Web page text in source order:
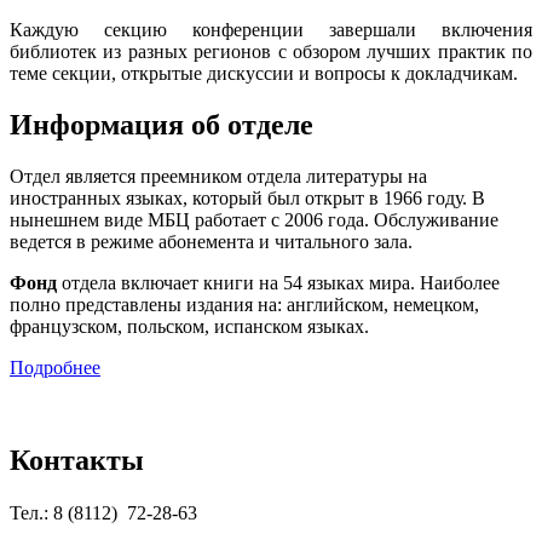
Каждую секцию конференции завершали включения
библиотек из разных регионов с обзором лучших практик по
теме секции, открытые дискуссии и вопросы к докладчикам.
Информация об отделе
Отдел является преемником отдела литературы на
иностранных языках, который был открыт в 1966 году. В
нынешнем виде МБЦ работает с 2006 года. Обслуживание
ведется в режиме абонемента и читального зала.
Фонд отдела включает книги на 54 языках мира. Наиболее
полно представлены издания на: английском, немецком,
французском, польском, испанском языках.
Подробнее
Контакты
Тел.: 8 (8112) 72-28-63